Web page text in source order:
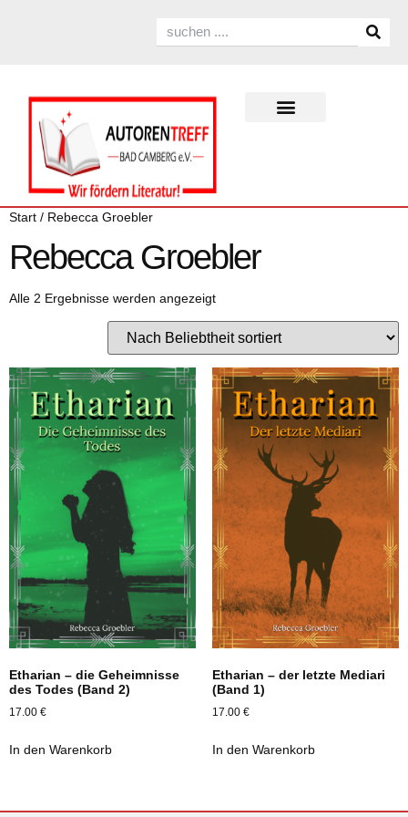
Start / Rebecca Groebler
Rebecca Groebler
Alle 2 Ergebnisse werden angezeigt
Etharian – die Geheimnisse
des Todes (Band 2)
17.00 €
In den Warenkorb
Etharian – der letzte Mediari
(Band 1)
17.00 €
In den Warenkorb